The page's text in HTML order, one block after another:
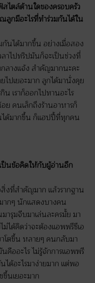
ตล์ด้านใดของครอบครัว
กมีอะไรที่ทำร่วมกันได้ใน
กันได้มากขึ้น อย่างเมื่อสอง
าไปทริปมันก็จะเป็นช่วงที่
ลางแจ้ง สำคัญมากนะคะ
ไปเยอะมาก ลูกได้มานั่งคุย
น เราก็ออกไปทานอะไร
คนเล็กถึงร้านอาหารก็
ด้มากขึ้น ก็แฮปปี้ที่ทุกคน
ป็นข้อคิดให้กับผู้อ่านอีก
สิ่งที่สำคัญมาก แล้วรากฐาน
กๆ นักแสดงบางคน
ารุมจีบมาเล่นละครมั้ย มา
ม่ได้คิดว่าจะต้องแอพพรีชีเอ
าโตขึ้น หลายๆ คนกลับมา
นคืออะไร ไม่รู้จักการแอพพรี
ได้อะไรมาง่ายมาก แต่พอ
นเยอะมาก